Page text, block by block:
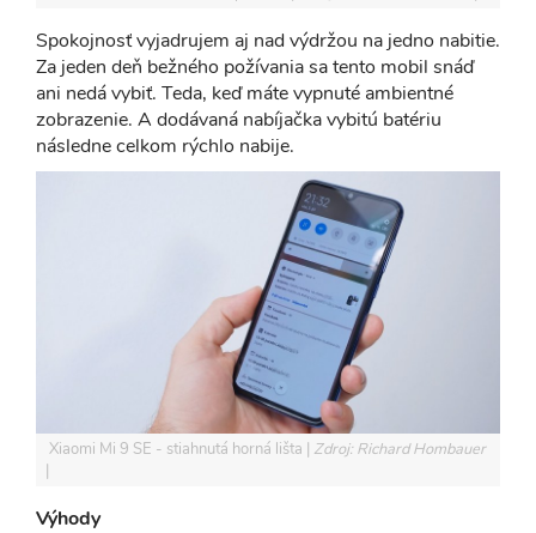
Spokojnosť vyjadrujem aj nad výdržou na jedno nabitie.
Za jeden deň bežného požívania sa tento mobil snáď
ani nedá vybiť. Teda, keď máte vypnuté ambientné
zobrazenie. A dodávaná nabíjačka vybitú batériu
následne celkom rýchlo nabije.
​ Xiaomi Mi 9 SE - stiahnutá horná lišta Zdroj: Richard Hombauer
Výhody